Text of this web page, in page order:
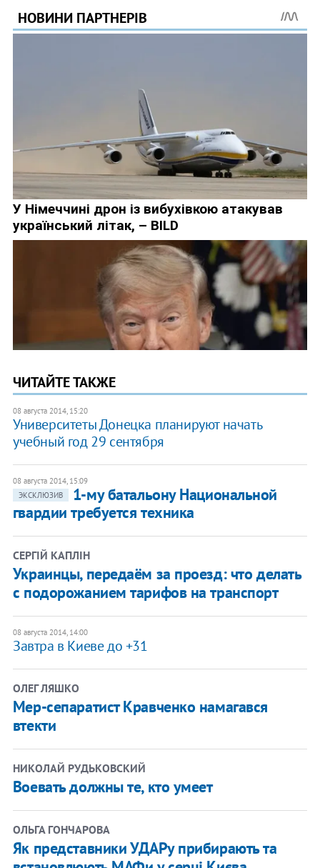
ЧИТАЙТЕ ТАКЖЕ
08 августа 2014, 15:20
Университеты Донецка планируют начать
учебный год 29 сентября
08 августа 2014, 15:09
ЭКСКЛЮЗИВ
1-му батальону Национальной
гвардии требуется техника
СЕРГІЙ КАПЛІН
Украинцы, передаём за проезд: что делать
с подорожанием тарифов на транспорт
08 августа 2014, 14:00
Завтра в Киеве до +31
ОЛЕГ ЛЯШКО
Мер-сепаратист Кравченко намагався
втекти
НИКОЛАЙ РУДЬКОВСКИЙ
Воевать должны те, кто умеет
ОЛЬГА ГОНЧАРОВА
Як представники УДАРу прибирають та